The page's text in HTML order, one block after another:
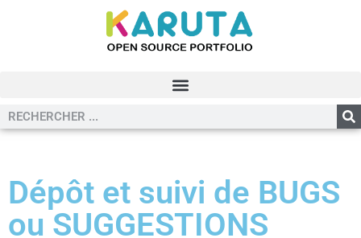
Dépôt et suivi de BUGS
ou SUGGESTIONS